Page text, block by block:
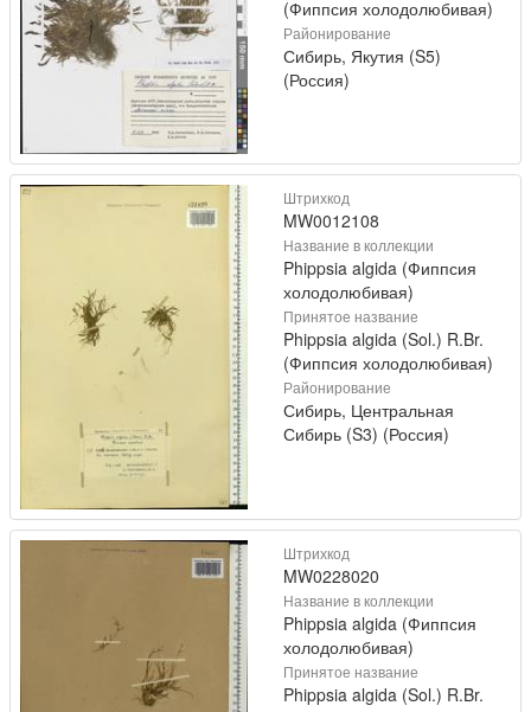
(Фиппсия холодолюбивая)
Районирование
Сибирь, Якутия (S5)
(Россия)
Штрихкод
MW0012108
Название в коллекции
Phippsia algida (Фиппсия
холодолюбивая)
Принятое название
Phippsia algida (Sol.) R.Br.
(Фиппсия холодолюбивая)
Районирование
Сибирь, Центральная
Сибирь (S3) (Россия)
Штрихкод
MW0228020
Название в коллекции
Phippsia algida (Фиппсия
холодолюбивая)
Принятое название
Phippsia algida (Sol.) R.Br.